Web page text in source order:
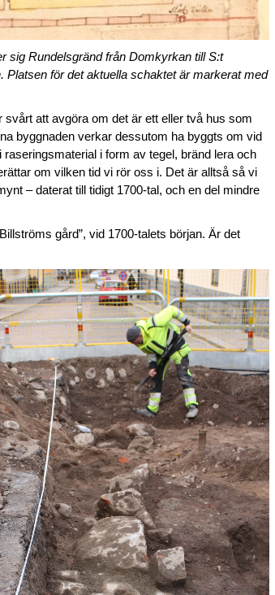
sig Rundelsgränd från Domkyrkan till S:t
Platsen för det aktuella schaktet är markerat med
att avgöra om det är ett eller två hus som
byggnaden verkar dessutom ha byggts om vid
i form av tegel, bränd lera och
om vilken tid vi rör oss i. Det är alltså så vi
– daterat till tidigt 1700-tal, och en del mindre
gård”, vid 1700-talets början. Är det